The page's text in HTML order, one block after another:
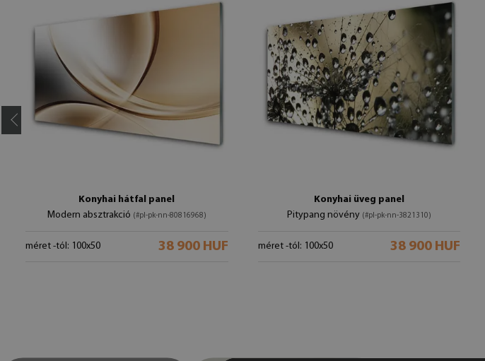
Konyhai hátfal panel
Modern absztrakció (#pl-pk-nn-80816968)
méret -tól: 100x50 38 900 HUF
Konyhai üveg panel
Pitypang növény (#pl-pk-nn-3821310)
méret -tól: 100x50 38 900 HUF